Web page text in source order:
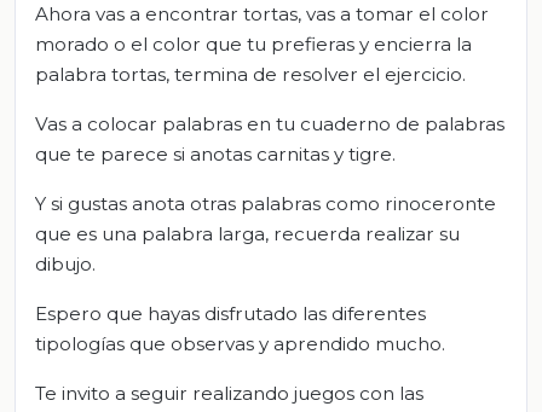
Ahora vas a encontrar tortas, vas a tomar el color
morado o el color que tu prefieras y encierra la
palabra tortas, termina de resolver el ejercicio.
Vas a colocar palabras en tu cuaderno de palabras
que te parece si anotas carnitas y tigre.
Y si gustas anota otras palabras como rinoceronte
que es una palabra larga, recuerda realizar su
dibujo.
Espero que hayas disfrutado las diferentes
tipologías que observas y aprendido mucho.
Te invito a seguir realizando juegos con las